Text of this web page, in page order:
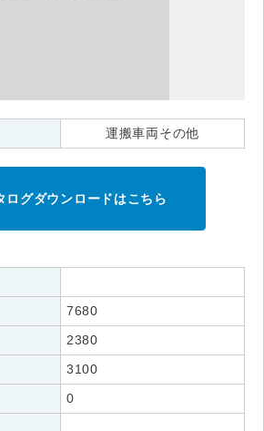
運搬車両その他
ログダウンロードはこちら
7680
2380
3100
0